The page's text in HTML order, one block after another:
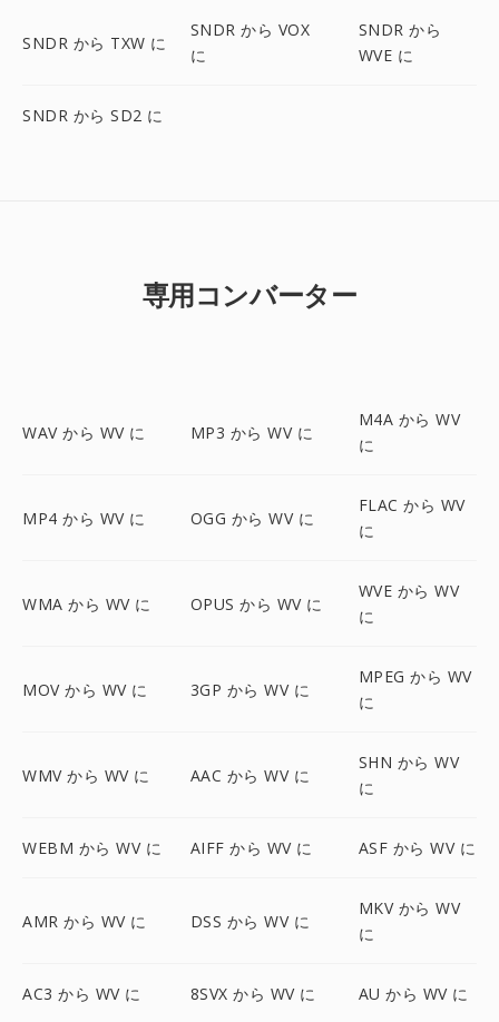
SNDR から TXW に
SNDR から VOX
に
SNDR から
WVE に
SNDR から SD2 に
専用コンバーター
WAV から WV に MP3 から WV に
M4A から WV
に
MP4 から WV に OGG から WV に
FLAC から WV
に
WMA から WV に OPUS から WV に
WVE から WV
に
MOV から WV に 3GP から WV に
MPEG から WV
に
WMV から WV に AAC から WV に
SHN から WV
に
WEBM から WV に AIFF から WV に ASF から WV に
AMR から WV に DSS から WV に
MKV から WV
に
AC3 から WV に 8SVX から WV に AU から WV に